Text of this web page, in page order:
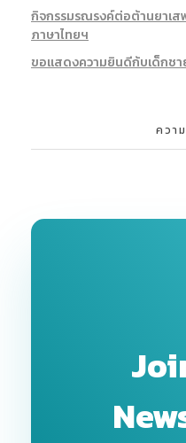
กิจกรรมรณรงค์ต่อต้านยาเ
ภาษาไทยฯ
ขอแสดงความยินดีก้บเด็กช
ควา